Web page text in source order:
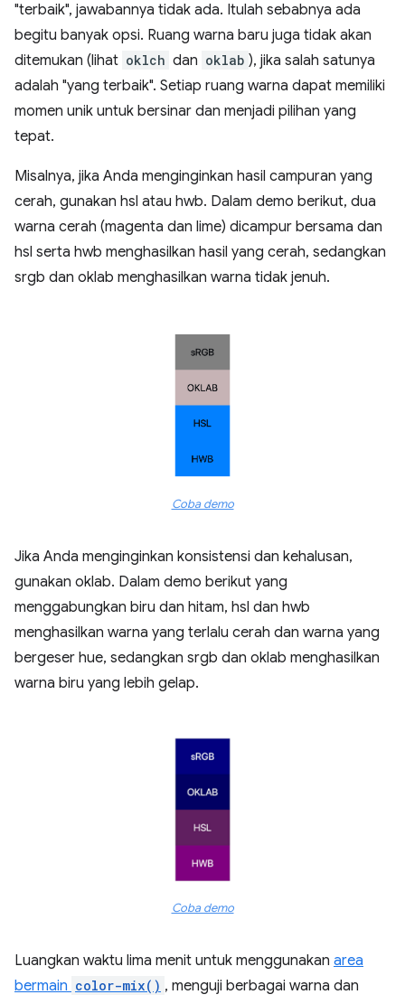
"terbaik", jawabannya tidak ada. Itulah sebabnya ada
begitu banyak opsi. Ruang warna baru juga tidak akan
ditemukan (lihat oklch dan oklab ), jika salah satunya
adalah "yang terbaik". Setiap ruang warna dapat memiliki
momen unik untuk bersinar dan menjadi pilihan yang
tepat.
Misalnya, jika Anda menginginkan hasil campuran yang
cerah, gunakan hsl atau hwb. Dalam demo berikut, dua
warna cerah (magenta dan lime) dicampur bersama dan
hsl serta hwb menghasilkan hasil yang cerah, sedangkan
srgb dan oklab menghasilkan warna tidak jenuh.
Coba demo
Jika Anda menginginkan konsistensi dan kehalusan,
gunakan oklab. Dalam demo berikut yang
menggabungkan biru dan hitam, hsl dan hwb
menghasilkan warna yang terlalu cerah dan warna yang
bergeser hue, sedangkan srgb dan oklab menghasilkan
warna biru yang lebih gelap.
Coba demo
Luangkan waktu lima menit untuk menggunakan area
bermain color-mix() , menguji berbagai warna dan